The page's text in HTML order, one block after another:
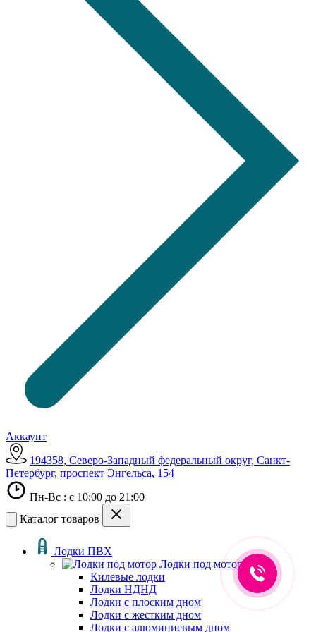
Аккаунт
194358, Северо-Западный федеральный округ, Санкт-
Петербург, проспект Энгельса, 154
Пн-Вс : с 10:00 до 21:00
Каталог товаров
Лодки ПВХ
Лодки под мотор
Килевые лодки
Лодки НДНД
Лодки с плоским дном
Лодки с жестким дном
Лодки с алюминиевым дном